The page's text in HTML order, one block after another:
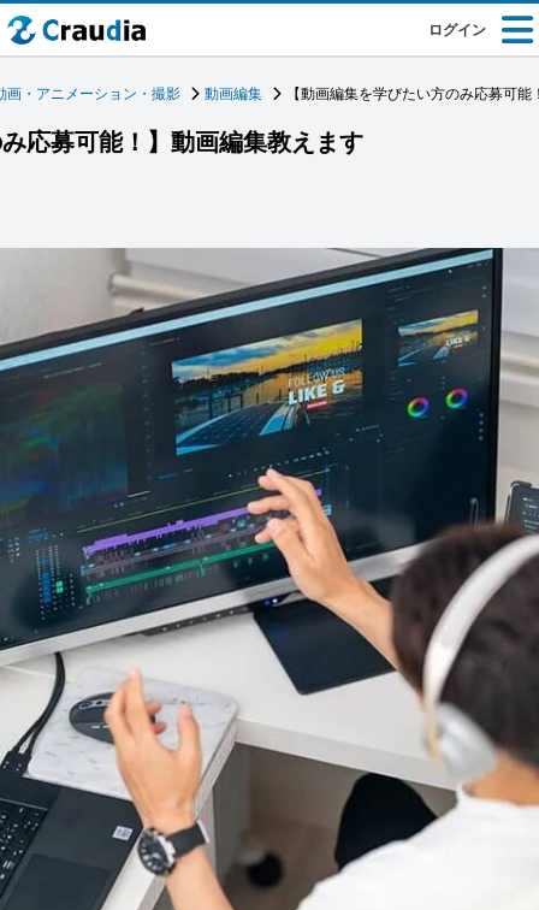
ログイン
画・アニメーション・撮影 動画編集 【動画編集を学びたい方のみ応募可
応募可能！】動画編集教えます